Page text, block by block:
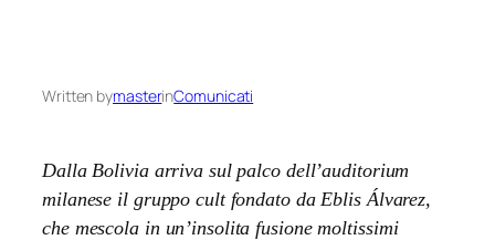
Written bymasterinComunicati
Dalla Bolivia arriva sul palco dell’auditorium
milanese il gruppo cult fondato da Eblis Álvarez,
che mescola in un’insolita fusione moltissimi